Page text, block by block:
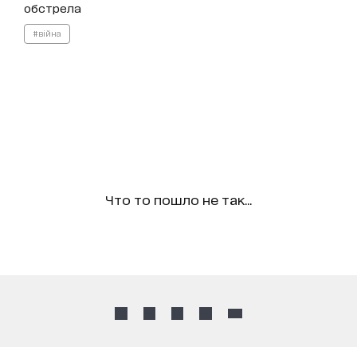
обстрела
#війна
Что то пошло не так...